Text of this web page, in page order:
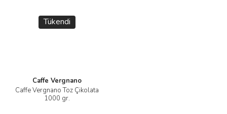
Tükendi
Caffe Vergnano
Caffe Vergnano Toz Çikolata
1000 gr.